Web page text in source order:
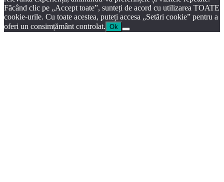
Făcând clic pe „Accept toate”, sunteți de acord cu utilizarea TOATE
cookie-urile. Cu toate acestea, puteți accesa „Setări cookie” pentru a
oferi un consimțământ controlat. Ok